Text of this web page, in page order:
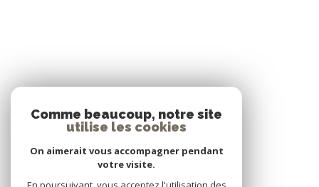
Nous adhérons
Comme beaucoup, notre site
utilise les cookies
On aimerait vous accompagner pendant
votre visite.